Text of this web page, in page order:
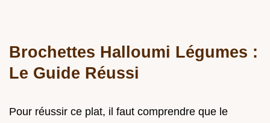
Brochettes Halloumi Légumes :
Le Guide Réussi
Pour réussir ce plat, il faut comprendre que le